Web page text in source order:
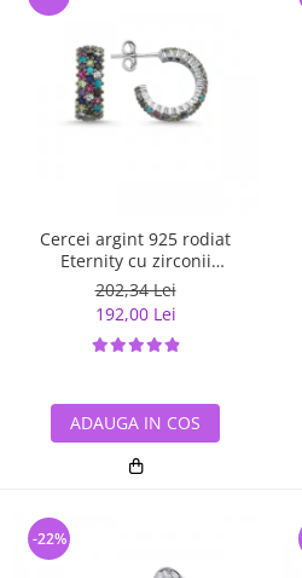
Cercei argint 925 rodiat
Eternity cu zirconii
multicolore ETU0028
202,34 Lei
192,00 Lei
ADAUGA IN COS
-22%